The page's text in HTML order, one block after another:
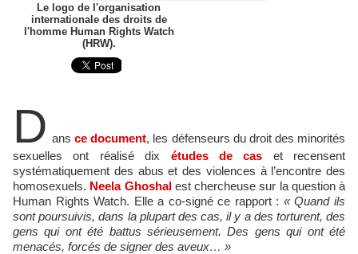
Le logo de l'organisation
internationale des droits de
l'homme Human Rights Watch
(HRW).
D ansce document, les défenseurs du droit des minorités
sexuelles ont réalisé dix études de cas et recensent
systématiquement des abus et des violences à l’encontre des
homosexuels. Neela Ghoshalest chercheuse sur la question à
Human Rights Watch. Elle a co-signé ce rapport : « Quand ils
sont poursuivis, dans la plupart des cas, il y a des torturent, des
gens qui ont été battus sérieusement. Des gens qui ont été
menacés, forcés de signer des aveux… »